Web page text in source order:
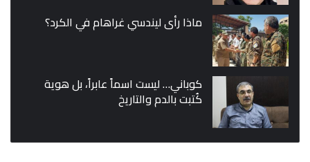
ماذا رأى ليندسي غراهام في الكرد؟
كوباني… ليست اسماً عابراً، بل هوية
كُتبت بالدم والتاريخ